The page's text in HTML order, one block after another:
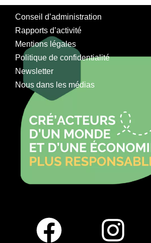
Conseil d’administration
Rapports d’activité
Mentions légales
Politique de confidentialité
Newsletter
Nous dans les médias